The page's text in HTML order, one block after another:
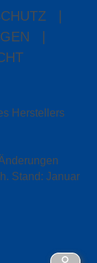
Herstellers
Stand: Januar